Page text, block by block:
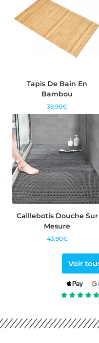
Tapis De Bain En
Bambou
39.90€
Caillebotis Douche Sur
Mesure
43.90€
Voir